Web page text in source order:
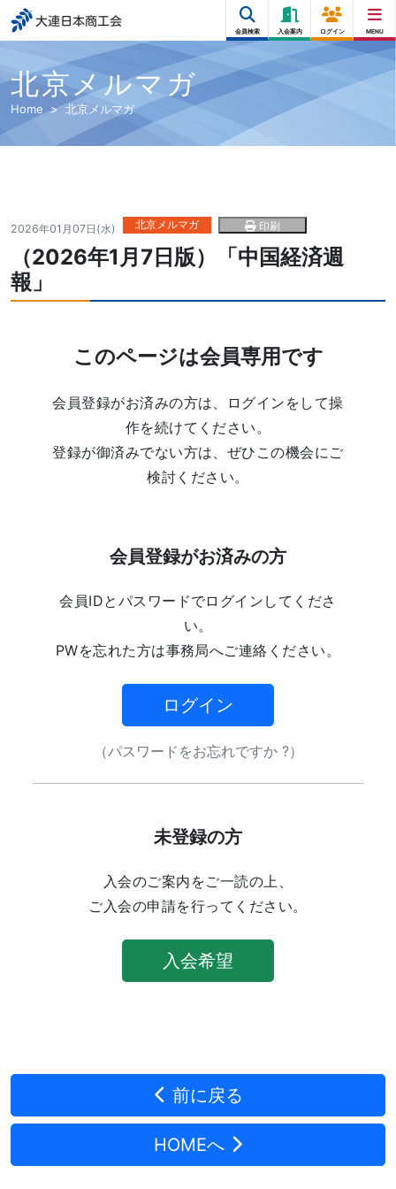
大連日本商工会
会員検索 入会案内 ログイン MENU
北京メルマガ
Home 北京メルマガ
2026年01月07日(水) 北京メルマガ 印刷
（2026年1月7日版）「中国経済週
報」
このページは会員専用です
会員登録がお済みの方は、ログインをして操
作を続けてください。
登録が御済みでない方は、ぜひこの機会にご
検討ください。
会員登録がお済みの方
会員IDとパスワードでログインしてくださ
い。
PWを忘れた方は事務局へご連絡ください。
ログイン
（パスワードをお忘れですか ?）
未登録の方
入会のご案内をご一読の上、
ご入会の申請を行ってください。
入会希望
前に戻る
HOMEへ